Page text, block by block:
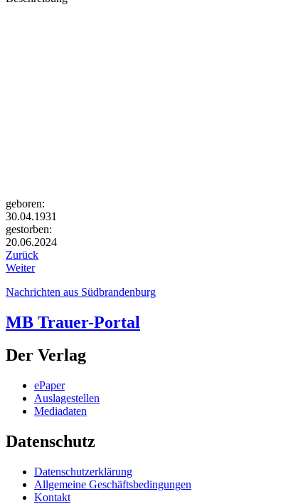
geboren:
30.04.1931
gestorben:
20.06.2024
Zurück
Weiter
Nachrichten aus Südbrandenburg
MB Trauer-Portal
Der Verlag
ePaper
Auslagestellen
Mediadaten
Datenschutz
Datenschutzerklärung
Allgemeine Geschäftsbedingungen
Kontakt